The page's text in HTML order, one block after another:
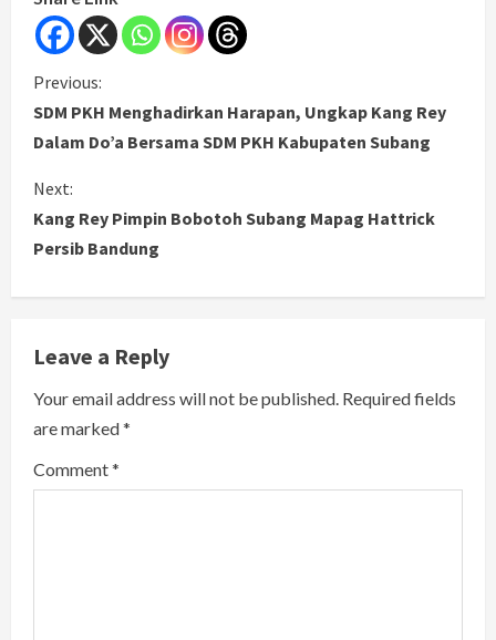
C
o
n
t
u
e
R
Previous:
SDM PKH Menghadirkan Harapan, Ungkap Kang Rey
Dalam Do’a Bersama SDM PKH Kabupaten Subang
Next:
Kang Rey Pimpin Bobotoh Subang Mapag Hattrick
Persib Bandung
Leave a Reply
Your email address will not be published. Required fields
are marked*
Comment*